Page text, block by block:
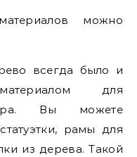
можно
всегда было и
для
Вы можете
рамы для
из дерева. Такой